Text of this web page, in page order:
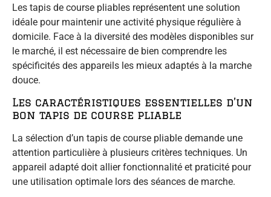
Les tapis de course pliables représentent une solution
idéale pour maintenir une activité physique régulière à
domicile. Face à la diversité des modèles disponibles sur
le marché, il est nécessaire de bien comprendre les
spécificités des appareils les mieux adaptés à la marche
douce.
Les caractéristiques essentielles d’un
bon tapis de course pliable
La sélection d’un tapis de course pliable demande une
attention particulière à plusieurs critères techniques. Un
appareil adapté doit allier fonctionnalité et praticité pour
une utilisation optimale lors des séances de marche.